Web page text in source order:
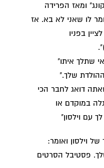
ומאז הפרידה
לו שאני לא בא. אז
בפניו
שתלך איתו"
שלך."
דואג לחבר הכי
במוקדם או
עם וילסון"
וילסון ואומר:
פסטיבל הסרטים